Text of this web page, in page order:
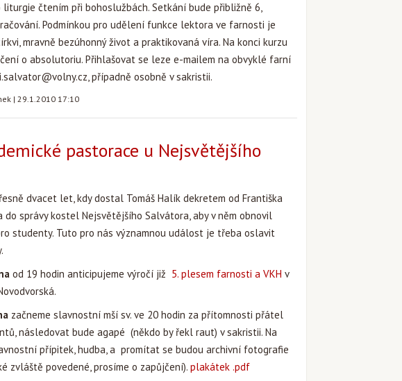
čtením při bohoslužbách. Setkání bude přibližně 6,
Podmínkou pro udělení funkce lektora ve farnosti je
mravně bezúhonný život a praktikovaná víra. Na konci kurzu
o absolutoriu. Přihlašovat se leze e-mailem na obvyklé farní
, případně osobně v sakristii.
| 29.1.2010 17:10
pastorace u Nejsvětějšího
dvacet let, kdy dostal Tomáš Halík dekretem od Františka
do správy kostel Nejsvětějšího Salvátora, aby v něm obnovil
studenty. Tuto pro nás významnou událost je třeba oslavit
od 19 hodin anticipujeme výročí již 5. plesem farnosti a VKH v
začneme slavnostní mší sv. ve 20 hodin za přítomnosti přátel
následovat bude agapé (někdo by řekl raut) v sakristii. Na
přípitek, hudba, a promítat se budou archivní fotografie
zvláště povedené, prosíme o zapůjčení). plakátek .pdf